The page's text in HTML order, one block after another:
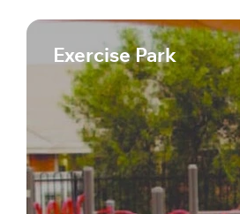
Exercise Park